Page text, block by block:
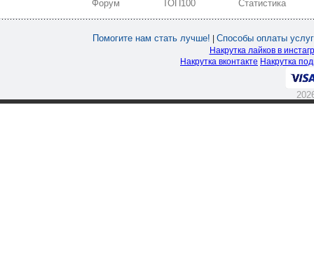
Форум ТОП100 Статистика
Помогите нам стать лучше! Способы оплаты услуг
Накрутка лайков в
Накрутка вконтакте Накрутка